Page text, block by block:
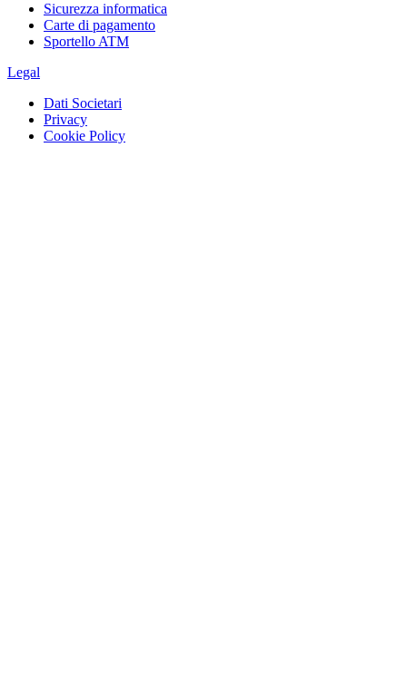
Sicurezza informatica
Carte di pagamento
Sportello ATM
Legal
Dati Societari
Privacy
Cookie Policy